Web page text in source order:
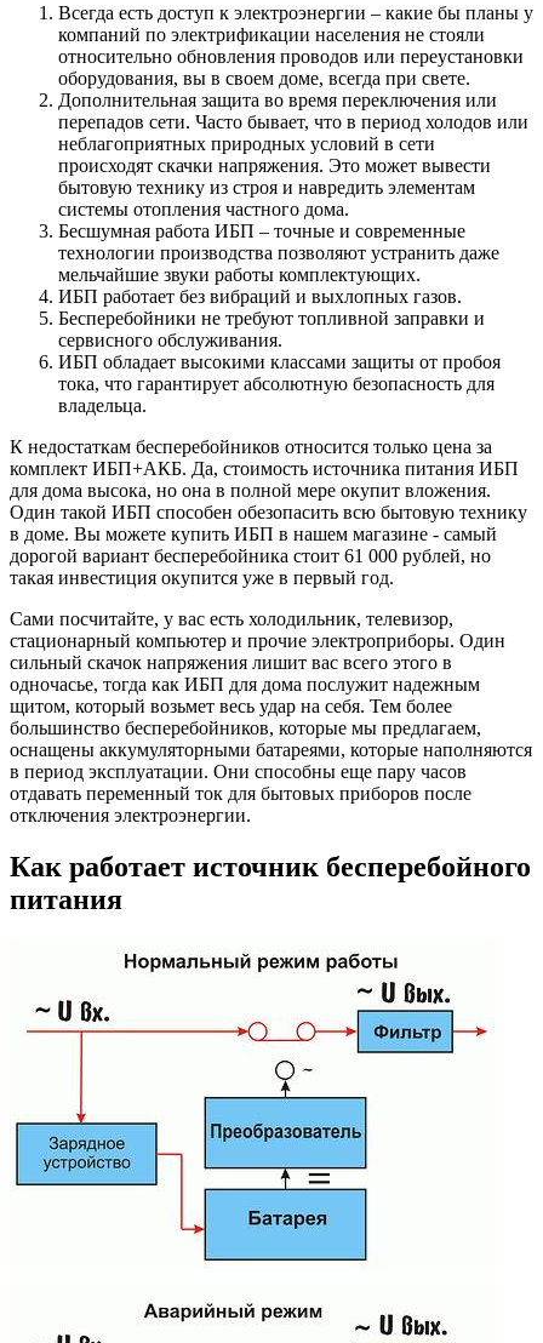
Всегда есть доступ к электроэнергии – какие бы планы у
компаний по электрификации населения не стояли
относительно обновления проводов или переустановки
оборудования, вы в своем доме, всегда при свете.
Дополнительная защита во время переключения или
перепадов сети. Часто бывает, что в период холодов или
неблагоприятных природных условий в сети
происходят скачки напряжения. Это может вывести
бытовую технику из строя и навредить элементам
системы отопления частного дома.
Бесшумная работа ИБП – точные и современные
технологии производства позволяют устранить даже
мельчайшие звуки работы комплектующих.
ИБП работает без вибраций и выхлопных газов.
Бесперебойники не требуют топливной заправки и
сервисного обслуживания.
ИБП обладает высокими классами защиты от пробоя
тока, что гарантирует абсолютную безопасность для
владельца.
К недостаткам бесперебойников относится только цена за
комплект ИБП+АКБ. Да, стоимость источника питания ИБП
для дома высока, но она в полной мере окупит вложения.
Один такой ИБП способен обезопасить всю бытовую технику
в доме. Вы можете купить ИБП в нашем магазине - самый
дорогой вариант бесперебойника стоит 61 000 рублей, но
такая инвестиция окупится уже в первый год.
Сами посчитайте, у вас есть холодильник, телевизор,
стационарный компьютер и прочие электроприборы. Один
сильный скачок напряжения лишит вас всего этого в
одночасье, тогда как ИБП для дома послужит надежным
щитом, который возьмет весь удар на себя. Тем более
большинство бесперебойников, которые мы предлагаем,
оснащены аккумуляторными батареями, которые наполняются
в период эксплуатации. Они способны еще пару часов
отдавать переменный ток для бытовых приборов после
отключения электроэнергии.
Как работает источник бесперебойного
питания